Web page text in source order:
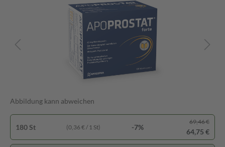
Abbildung kann abweichen
180 St (0,36 € / 1 St) -7%
69,46 €
64,75 €